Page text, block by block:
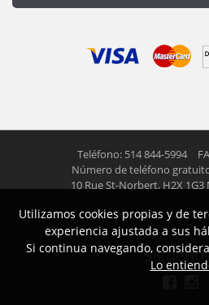
Teléfono: 514 844-5994
Número de teléfono
10 Rue St-Norbert, H2X
© 2026 Las Americas inc. Todos
Utilizamos cookies propias y de
experiencia ajustada a sus
Si continua navegando,
Lo